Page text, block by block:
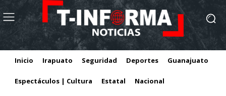
Inicio Irapuato Seguridad Deportes Guanajuato
Espectáculos | Cultura Estatal Nacional